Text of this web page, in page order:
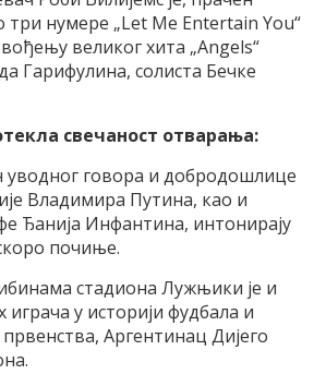
три нумере „Let Me Entertain You“
великог хита „Angels“
Гарифулина, солиста Бечке
свечаност отварања:
уводног говора и добродошлице
Владимира Путина, као и
Ђанија Инфантина, интонирају
почиње.
стадиона Лужњики је и
играча у историји фудбала и
првенства, Аргентинац Дијего